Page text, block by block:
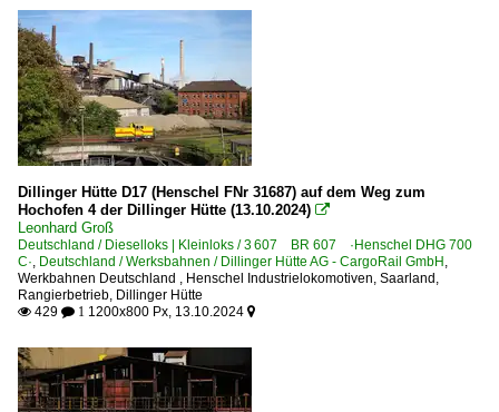
Dillinger Hütte D17 (Henschel FNr 31687) auf dem Weg zum
Hochofen 4 der Dillinger Hütte (13.10.2024) 
Leonhard Groß
Deutschland / Dieselloks | Kleinloks / 3 607 BR 607 ·Henschel DHG 700
C·, Deutschland / Werksbahnen / Dillinger Hütte AG - CargoRail GmbH,
Werkbahnen Deutschland , Henschel Industrielokomotiven, Saarland,
Rangierbetrieb, Dillinger Hütte
 429  1 1200x800 Px, 13.10.2024 